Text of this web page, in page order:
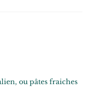
ou pâtes fraiches